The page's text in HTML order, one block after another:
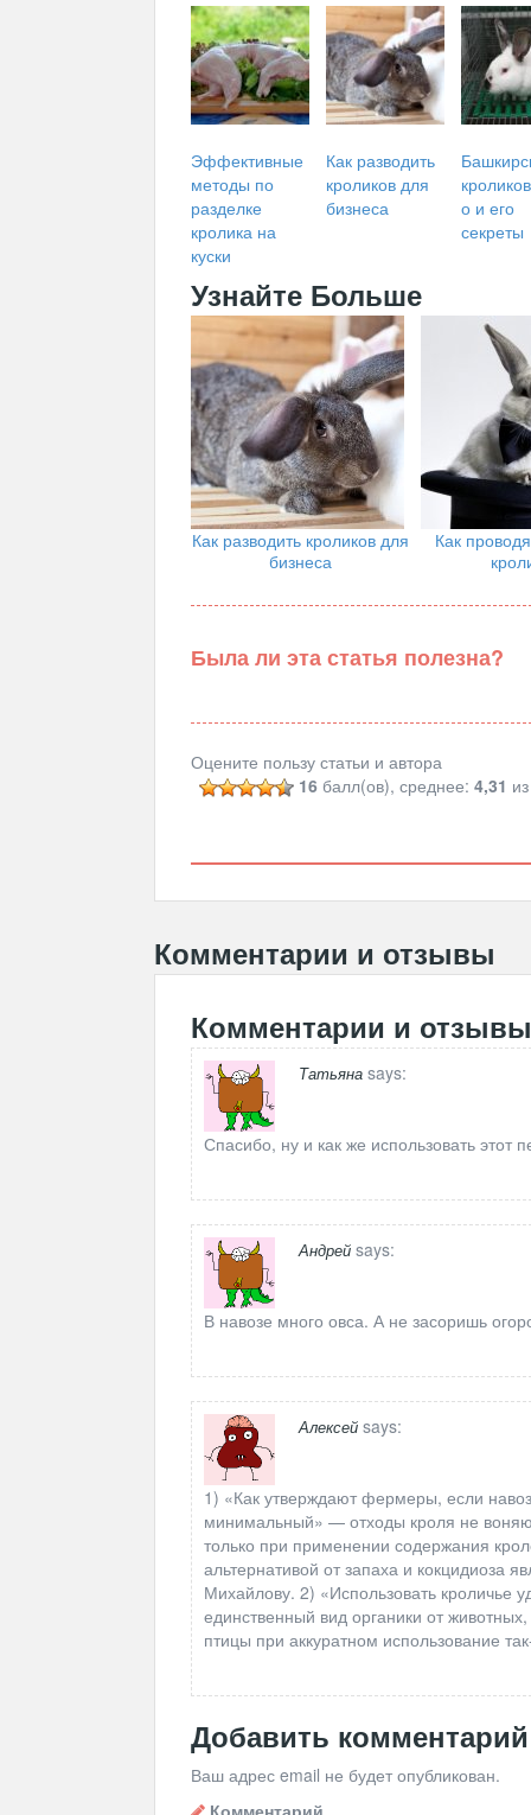
Эффективные
методы по
разделке
кролика на
куски
Как разводить
кроликов для
бизнеса
о и его
секреты
Узнайте Больше
Как разводить кроликов для
бизнеса
Как
Была ли эта статья полезна?
Оцените пользу статьи и автора
16 балл(ов), среднее:4,31
Комментарии и отзывы
Комментарии и отзывы
Татьяна says:
Спасибо, ну и как же использовать этот
Андрей says:
В навозе много овса. А не засоришь
Алексей says:
1) «Как утверждают фермеры, если
минимальный» — отходы кроля не
только при применении содержания
альтернативой от запаха и кокцидиоза
Михайлову. 2) «Использовать кроличье
единственный вид органики от
птицы при аккуратном использование
Добавить комментарий
Ваш адрес email не будет опубликован.
Комментарий